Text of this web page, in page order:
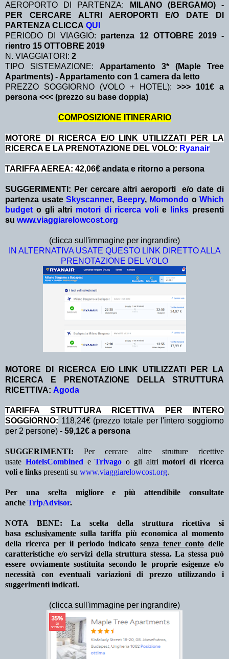
AEROPORTO DI PARTENZA:
MILANO (BERGAMO) -
PER CERCARE ALTRI AEROPORTI E/O DATE DI
PARTENZA CLICCA QUI
PERIODO DI VIAGGIO: partenza 12 OTTOBRE 2019-
rientro 15 OTTOBRE 2019
N. VIAGGIATORI: 2
TIPO SISTEMAZIONE: Appartamento 3* (Maple Tree
Apartments) - Appartamento con 1 camera da letto
PREZZO SOGGIORNO (VOLO + HOTEL): >>> 101€ a
persona <<< (prezzo su base doppia)
COMPOSIZIONE ITINERARIO
MOTORE DI RICERCA E/O LINK UTILIZZATI PER LA
RICERCA E LA PRENOTAZIONE DEL VOLO: Ryanair
TARIFFA AEREA: 42,06€ andata e ritorno a persona
SUGGERIMENTI: Per cercare altri aeroporti e/o date di
partenza usate Skyscanner, Beepry, Momondo o Which
budget o gli altri motori di ricerca voli e links presenti
su www.viaggiarelowcost.org
(clicca sull'immagine per ingrandire)
IN ALTERNATIVA USATE QUESTO LINK DIRETTO ALLA
PRENOTAZIONE DEL VOLO
MOTORE DI RICERCA E/O LINK UTILIZZATI PER LA
RICERCA E PRENOTAZIONE DELLA STRUTTURA
RICETTIVA: Agoda
TA RIFFA STRUTTURA RICETTIVA PER INTERO
SOGGIORNO: 118,24€ (prezzo totale per l'intero soggiorno
per 2 persone) - 59,12€ a persona
SUGGERIMENTI: Per cercare altre strutture ricettive
usate HotelsCombined eTrivago o gli altrimotori di ricerca
voli e links presenti su www.viaggiarelowcost.org.
Per una scelta migliore e più attendibile consultate
anche TripAdvisor.
NOTA BENE: La scelta della struttura ricettiva si
basa esclusivamente sulla tariffa più economica al momento
della ricerca per il periodo indicato senza tener conto delle
caratteristiche e/o servizi della struttura stessa. La stessa può
essere ovviamente sostituita secondo le proprie esigenze e/o
necessità con eventuali variazioni di prezzo utilizzando i
suggerimenti indicati.
(clicca sull'immagine per ingrandire)